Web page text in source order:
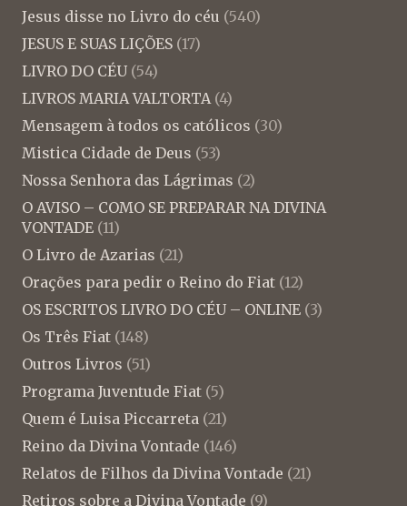
Jesus disse no Livro do céu (540)
JESUS E SUAS LIÇÕES (17)
LIVRO DO CÉU (54)
LIVROS MARIA VALTORTA(4)
Mensagem à todos os católicos (30)
Mistica Cidade de Deus (53)
Nossa Senhora das Lágrimas (2)
O AVISO – COMO SE PREPARAR NA DIVINA
VONTADE (11)
O Livro de Azarias (21)
Orações para pedir o Reino do Fiat (12)
OS ESCRITOS LIVRO DO CÉU – ONLINE (3)
Os Três Fiat (148)
Outros Livros (51)
Programa Juventude Fiat (5)
Quem é Luisa Piccarreta (21)
Reino da Divina Vontade (146)
Relatos de Filhos da Divina Vontade (21)
Retiros sobre a Divina Vontade (9)